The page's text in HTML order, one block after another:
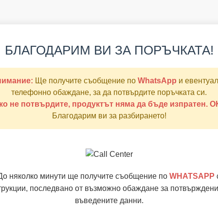
БЛАГОДАРИМ ВИ ЗА ПОРЪЧКАТА!
Ще получите съобщение по WhatsApp и
телефонно обаждане, за да потвърдите поръчката си.
не потвърдите, продуктът няма да бъде изпратен.
Благодарим ви за разбирането!
няколко минути ще получите съобщение по WHATSAPP
последвано от възможно обаждане за
въведените данни.